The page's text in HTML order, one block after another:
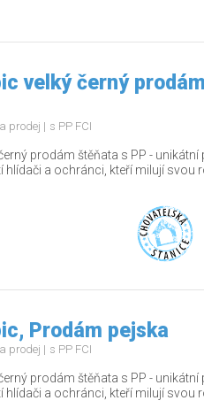
velký černý
prodej s PP FCI
prodám štěňata s PP - unikátní
hlídači a ochránci, kteří milují svou
Prodám pejska
prodej s PP FCI
prodám štěňata s PP - unikátní
hlídači a ochránci, kteří milují svou